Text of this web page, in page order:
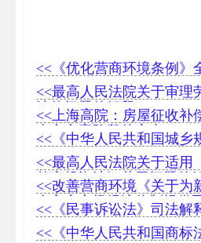
<<《优化营商环境条例》
<<最高人民法院关于审理
法律问题的解释（一）
<<上海高院：房屋征收补
南之立案阶段的审查
<<《中华人民共和国城乡
<<最高人民法院关于适用
外商投资法》若干问题的
<<改善营商环境《关于为
会主义市场经济体制提供
意见》
<<《民事诉讼法》司法解
<<《中华人民共和国商标